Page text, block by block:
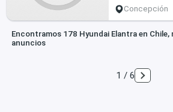
Concepción
Encontramos 178 Hyundai Elantra en Chile,
anuncios
1 / 6